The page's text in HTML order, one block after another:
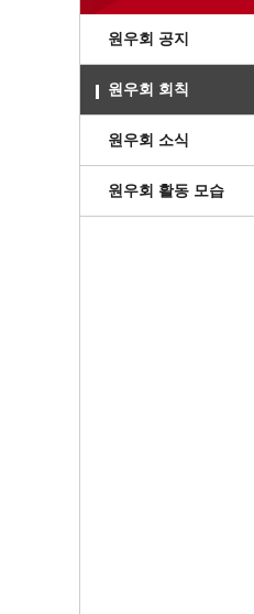
원우회 공지
원우회 회칙
원우회 소식
원우회 활동 모습